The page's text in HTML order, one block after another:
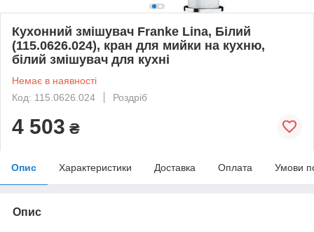
Кухонний змішувач Franke Lina, Білий
(115.0626.024), кран для мийки на кухню,
білий змішувач для кухні
Немає в наявності
Код: 115.0626.024
Роздріб
4 503 ₴
Опис Характеристики Доставка Оплата Умови
Опис